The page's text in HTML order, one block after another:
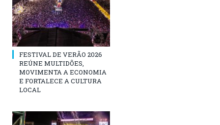
FESTIVAL DE VERÃO 2026
REÚNE MULTIDÕES,
MOVIMENTA A ECONOMIA
E FORTALECE A CULTURA
LOCAL